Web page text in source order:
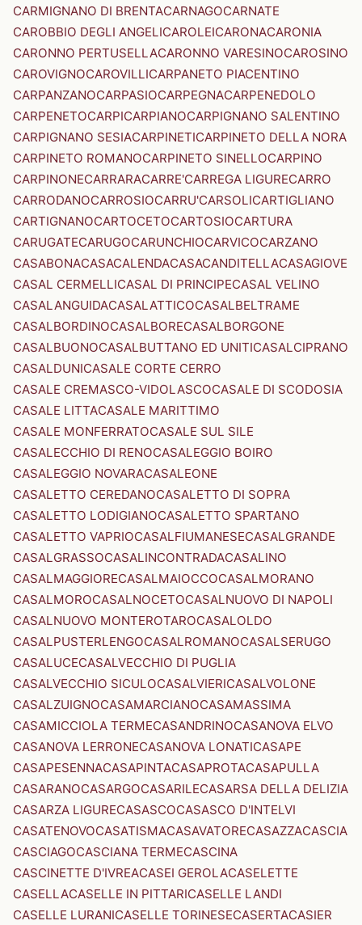
CARMIGNANO DI BRENTACARNAGOCARNATE
CAROBBIO DEGLI ANGELICAROLEICARONACARONIA
CARONNO PERTUSELLACARONNO VARESINOCAROSINO
CAROVIGNOCAROVILLICARPANETO PIACENTINO
CARPANZANOCARPASIOCARPEGNACARPENEDOLO
CARPENETOCARPICARPIANOCARPIGNANO SALENTINO
CARPIGNANO SESIACARPINETICARPINETO DELLA NORA
CARPINETO ROMANOCARPINETO SINELLOCARPINO
CARPINONECARRARACARRE'CARREGA LIGURECARRO
CARRODANOCARROSIOCARRU'CARSOLICARTIGLIANO
CARTIGNANOCARTOCETOCARTOSIOCARTURA
CARUGATECARUGOCARUNCHIOCARVICOCARZANO
CASABONACASACALENDACASACANDITELLACASAGIOVE
CASAL CERMELLICASAL DI PRINCIPECASAL VELINO
CASALANGUIDACASALATTICOCASALBELTRAME
CASALBORDINOCASALBORECASALBORGONE
CASALBUONOCASALBUTTANO ED UNITICASALCIPRANO
CASALDUNICASALE CORTE CERRO
CASALE CREMASCO-VIDOLASCOCASALE DI SCODOSIA
CASALE LITTACASALE MARITTIMO
CASALE MONFERRATOCASALE SUL SILE
CASALECCHIO DI RENOCASALEGGIO BOIRO
CASALEGGIO NOVARACASALEONE
CASALETTO CEREDANOCASALETTO DI SOPRA
CASALETTO LODIGIANOCASALETTO SPARTANO
CASALETTO VAPRIOCASALFIUMANESECASALGRANDE
CASALGRASSOCASALINCONTRADACASALINO
CASALMAGGIORECASALMAIOCCOCASALMORANO
CASALMOROCASALNOCETOCASALNUOVO DI NAPOLI
CASALNUOVO MONTEROTAROCASALOLDO
CASALPUSTERLENGOCASALROMANOCASALSERUGO
CASALUCECASALVECCHIO DI PUGLIA
CASALVECCHIO SICULOCASALVIERICASALVOLONE
CASALZUIGNOCASAMARCIANOCASAMASSIMA
CASAMICCIOLA TERMECASANDRINOCASANOVA ELVO
CASANOVA LERRONECASANOVA LONATICASAPE
CASAPESENNACASAPINTACASAPROTACASAPULLA
CASARANOCASARGOCASARILECASARSA DELLA DELIZIA
CASARZA LIGURECASASCOCASASCO D'INTELVI
CASATENOVOCASATISMACASAVATORECASAZZACASCIA
CASCIAGOCASCIANA TERMECASCINA
CASCINETTE D'IVREACASEI GEROLACASELETTE
CASELLACASELLE IN PITTARICASELLE LANDI
CASELLE LURANICASELLE TORINESECASERTACASIER